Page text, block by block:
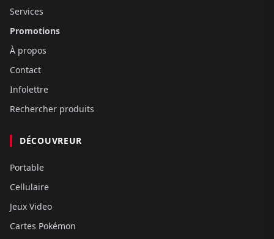
Services
Promotions
À propos
Contact
Infolettre
Rechercher produits
DÉCOUVREUR
Portable
Cellulaire
Jeux Video
Cartes Pokémon